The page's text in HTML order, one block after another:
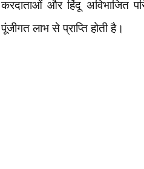
करदाताओं और हिंदू अविभाजित
पूंजीगत लाभ से प्राप्ति होती है।